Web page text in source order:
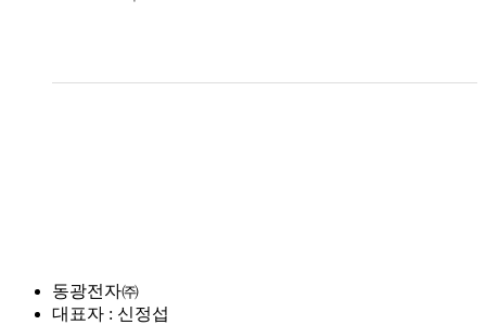
동광전자㈜
대표자 : 신정섭